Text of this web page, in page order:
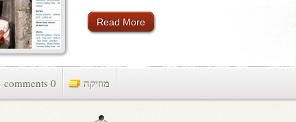
Read More
0 comments מוזיקה